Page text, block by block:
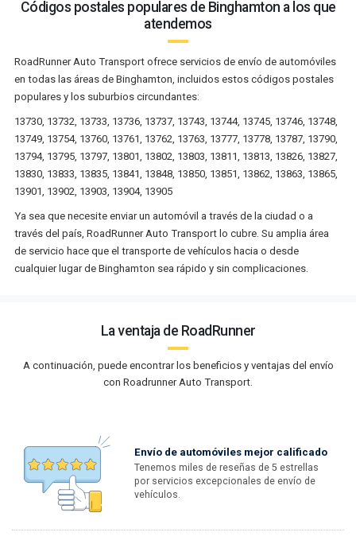
Códigos postales populares de Binghamton a los que
atendemos
RoadRunner Auto Transport ofrece servicios de envío de automóviles
en todas las áreas de Binghamton, incluidos estos códigos postales
populares y los suburbios circundantes:
13730, 13732, 13733, 13736, 13737, 13743, 13744, 13745, 13746, 13748,
13749, 13754, 13760, 13761, 13762, 13763, 13777, 13778, 13787, 13790,
13794, 13795, 13797, 13801, 13802, 13803, 13811, 13813, 13826, 13827,
13830, 13833, 13835, 13841, 13848, 13850, 13851, 13862, 13863, 13865,
13901, 13902, 13903, 13904, 13905
Ya sea que necesite enviar un automóvil a través de la ciudad o a
través del país, RoadRunner Auto Transport lo cubre. Su amplia área
de servicio hace que el transporte de vehículos hacia o desde
cualquier lugar de Binghamton sea rápido y sin complicaciones.
La ventaja de RoadRunner
A continuación, puede encontrar los beneficios y ventajas del envío
con Roadrunner Auto Transport.
Envío de automóviles mejor calificado
Tenemos miles de reseñas de 5 estrellas
por servicios excepcionales de envío de
vehículos.